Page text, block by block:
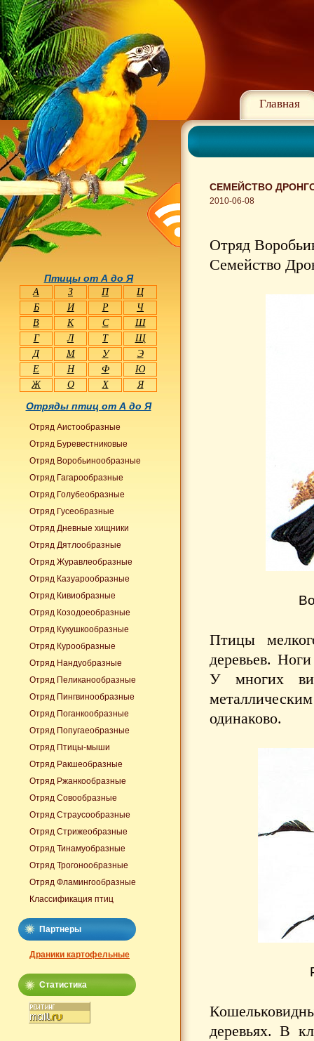
Главная
СЕМЕЙСТВО ДРОНГО
2010-06-08
Отряд
Семейство
Птицы
деревьев.
У многих
одинаково.
деревьях. В
Птицы от А до Я
А З П
Ц
Б
И Р
Ч
В
К С
Ш
Г
Л Т
Щ
Д
М У
Э
Е
Н Ф
Ю
Ж
О Х Я
Отряды птиц от А до Я
Отряд Аистообразные
Отряд Буревестниковые
Отряд Воробьинообразные
Отряд Гагарообразные
Отряд Голубеобразные
Отряд Гусеобразные
Отряд Дневные хищники
Отряд Дятлообразные
Отряд Журавлеобразные
Отряд Казуарообразные
Отряд Кивиобразные
Отряд Козодоеобразные
Отряд Кукушкообразные
Отряд Курообразные
Отряд Нандуобразные
Отряд Пеликанообразные
Отряд Пингвинообразные
Отряд Поганкообразные
Отряд Попугаеобразные
Отряд Птицы-мыши
Отряд Ракшеобразные
Отряд Ржанкообразные
Отряд Совообразные
Отряд Страусообразные
Отряд Стрижеобразные
Отряд Тинамуобразные
Отряд Трогонообразные
Отряд Фламингообразные
Классификация птиц
Партнеры
Драники картофельные
Статистика